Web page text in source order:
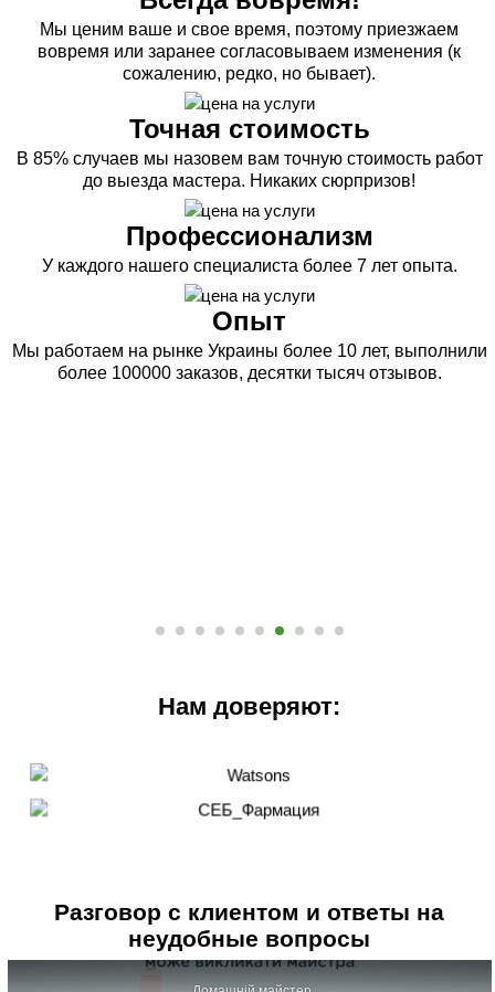
Мы ценим ваше и свое время, поэтому приезжаем
вовремя или заранее согласовываем изменения (к
сожалению, редко, но бывает).
Точная стоимость
В 85% случаев мы назовем вам точную стоимость работ
до выезда мастера. Никаких сюрпризов!
Профессионализм
У каждого нашего специалиста более 7 лет опыта.
Опыт
Мы работаем на рынке Украины более 10 лет, выполнили
более 100000 заказов, десятки тысяч отзывов.
Нам доверяют:
Разговор с клиентом и ответы на
неудобные вопросы